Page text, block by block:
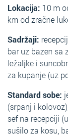
Lokacija: 10 m
km od zračne
Sadržaji:
bar uz bazen sa
ležaljke i
za kupanje (uz
Standard sobe:
(srpanj i
sef na recepciji
sušilo za kosu,